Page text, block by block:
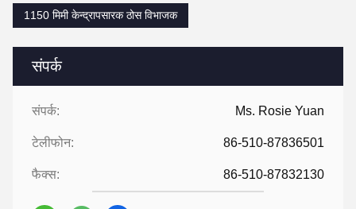
संपर्क
संपर्क: Ms. Rosie Yuan
टेलीफोन: 86-510-87836501
फैक्स: 86-510-87832130
1150 मिमी केन्द्रापसारक ठोस विभाजक